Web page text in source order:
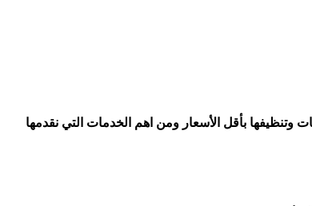
بأقل الأسعار ومن اهم الخدمات التي نقدمها